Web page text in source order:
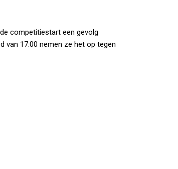
competitiestart een gevolg
van 17:00 nemen ze het op tegen